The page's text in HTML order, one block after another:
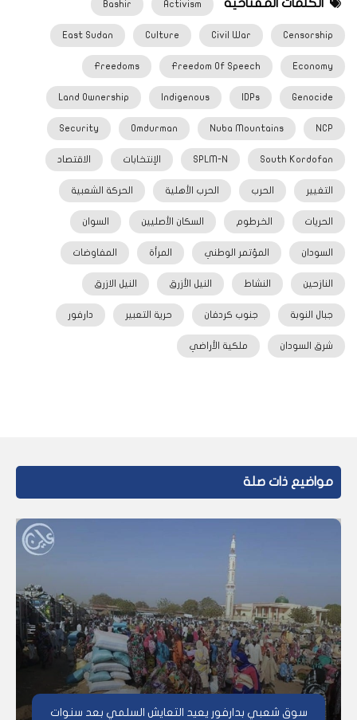
الكلمات المفتاحية Activism
Bashir
Censorship
Civil War
Culture
East Sudan
Economy
Freedom Of Speech
Freedoms
Genocide
IDPs
Indigenous
Land Ownership
NCP
Nuba Mountains
Omdurman
Security
South Kordofan
SPLM-N الإنتخابات الاقتصاد
التغيير الحرب الحرب الأهلية الحركة الشعبية
الحريات الخرطوم السكان الأصليين السوان
السودان المؤتمر الوطني المرأة المفاوضات
النازحين النشاط النيل الأزرق النيل الازرق
جبال النوبة جنوب كردفان حرية التعبير دارفور
شرق السودان ملكية الأراضي
مواضيع ذات صلة
سوق شعبي بدارفور يعيد التعايش السلمي بعد سنوات